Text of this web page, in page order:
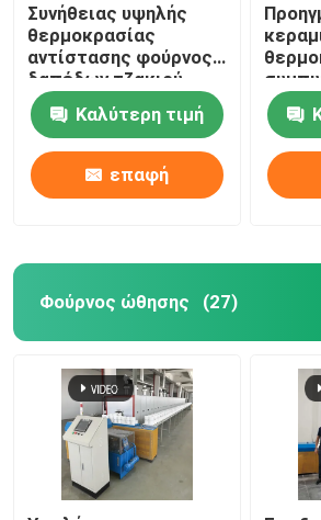
κεραμικός κλίβανος
συμπυκνώνοντας φούρνος
Υλικός φούρνος ανόδων και
Φούρνοι ξήρανσης
Φούρνος θερμικής επεξεργασίας
Συνήθειας υψηλής
θερμοκρασίας
αντίστασης φούρνος
δαπέδων τζακιού
καλωδίων
περιστροφικός για τη
συμπύκνωση υλικών
μπαταριών λίθιου
Καλύτερη τιμή
επαφή
Φούρνος ώθησης (27)